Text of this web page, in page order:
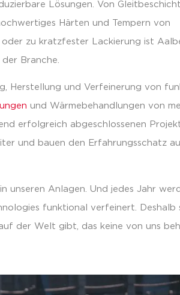
Lösungen. Von
Härten und Tempern von
zu kratzfester Lackierung ist
Branche.
Herstellung und Verfeinerung von
und Wärmebehandlungen von
erfolgreich abgeschlossenen
und bauen den Erfahrungsschatz
unseren Anlagen. Und jedes Jahr
funktional verfeinert. Deshalb
der Welt gibt, das keine von uns